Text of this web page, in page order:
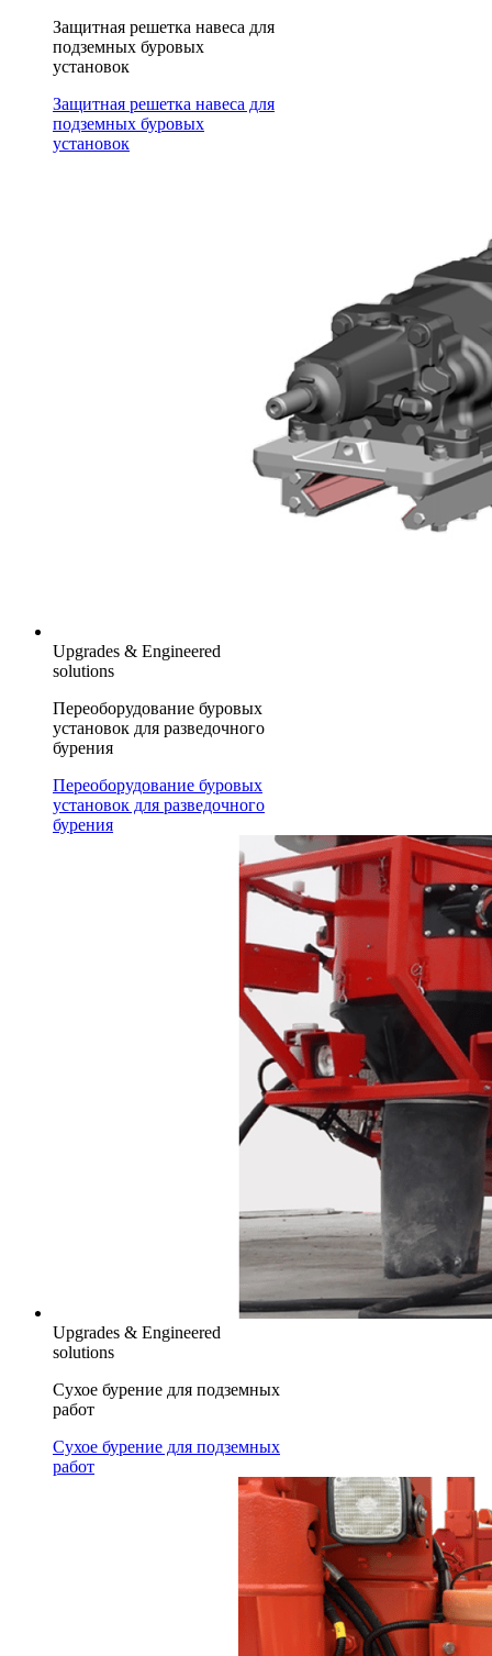
Защитная решетка навеса для
подземных буровых
установок
Защитная решетка навеса для
подземных буровых
установок
Upgrades & Engineered
solutions
Переоборудование буровых
установок для разведочного
бурения
Переоборудование буровых
установок для разведочного
бурения
Upgrades & Engineered
solutions
Сухое бурение для подземных
работ
Сухое бурение для подземных
работ